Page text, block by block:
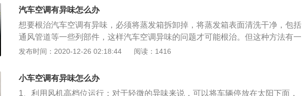
调滤嘴。进行清洗，如果损坏严重则需要更换。如果这两个清洗完之后还是有异
味，那就要清洗蒸发箱了，对于这个，建议大家去4S店进行清洗，在这里就不在
多赘述。
的管道长时间使用也会发霉，产生异味。如果空调出现异味，那么对空调系统来
一个彻底的清洗消毒是很有必要的。空调系统发霉有异味会影响车内成员的健
康，并且每次开空调都会有一股难闻的味道，严重影响了乘坐体验。一般的空调
清洗除菌费用也不是很贵，建议每年至少对空调进行一次彻底的清洗消毒。现在
很多空调滤芯都是可以过滤pm2.5的，这种滤芯可以很好的过滤空气中的pm2.5颗
发霉，这也是空调异味的来源之一。清洗空调系统时，不要只清洗管道，也要把
蒸发箱彻底的清洗消毒。长时间不清洗的蒸发箱内部非常脏，并且有很多细菌。
汽车空调有异味怎么办
想要根治汽车空调有异味，必须将蒸发箱拆卸掉，将蒸发箱表面清洗干净，包括
通风管道等一些列部件，这样汽车空调异味的问题才可能根治。但这种方法有一
个弊端，每拆卸一次，就需放氟、加氟、拆卸、安装等一系列工序，麻烦而且技
肯定是有，就是养成良好的使用空调习惯，定期清洁空调滤芯，蒸发器免拆卸清
洗等，这样才能有效的预防这种情况的产生。空调内有异味很多情况跟车主使用
发布时间：2020-12-26 02:18:44 阅读：1416
小车空调有异味怎么办
1、利用风机高档位运行：对于轻微的异味来说，可以将车辆停放在太阳下面，